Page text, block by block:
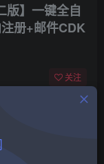
版】一键全自
册+邮件CDK
关注